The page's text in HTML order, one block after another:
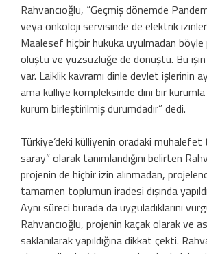
Rahvancıoğlu, “Geçmiş dönemde
veya onkoloji servisinde de elektrik izinleri
Maalesef hiçbir hukuka uyulmadan
oluştu ve yüzsüzlüğe de dönüştü. Bu
var. Laiklik kavramı dinle devlet işlerinin
ama külliye kompleksinde dini bir
kurum birleştirilmiş durumdadır” dedi.
Türkiye’deki külliyenin oradaki muhalefet
saray” olarak tanımlandığını belirten
projenin de hiçbir izin alınmadan,
tamamen toplumun iradesi dışında
Aynı süreci burada da uyguladıklarını
Rahvancıoğlu, projenin kaçak olarak ve
saklanılarak yapıldığına dikkat çekti.